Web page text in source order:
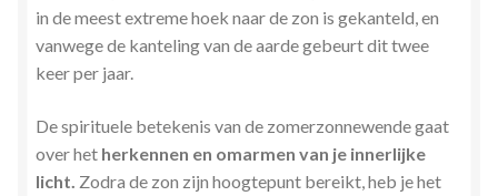
Priesteressen van Isis- Hal der Zuilen
Stress en Burn-out Coaching
in de meest extreme hoek naar de zon is gekanteld, en
vanwege de kanteling van de aarde gebeurt dit twee
keer per jaar.
De spirituele betekenis van de zomerzonnewende gaat
over het herkennen en omarmen van je innerlijke
licht. Zodra de zon zijn hoogtepunt bereikt, heb je het